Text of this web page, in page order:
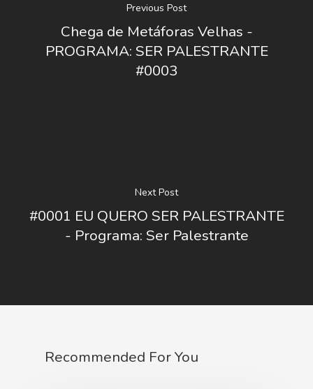
Previous Post
Chega de Metáforas Velhas -
PROGRAMA: SER PALESTRANTE
#0003
Next Post
#0001 EU QUERO SER PALESTRANTE
- Programa: Ser Palestrante
Recommended For You